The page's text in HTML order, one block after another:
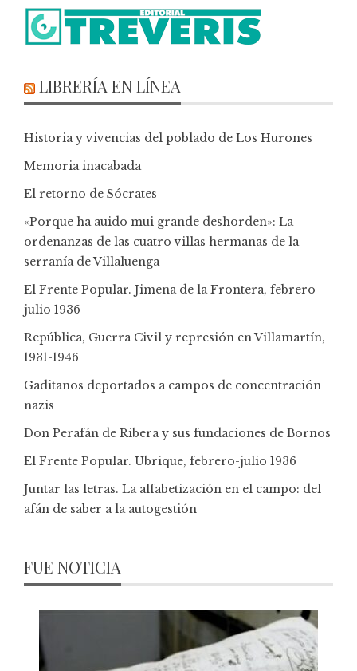
LIBRERÍA EN LÍNEA
Historia y vivencias del poblado de Los Hurones
Memoria inacabada
El retorno de Sócrates
«Porque ha auido mui grande deshorden»: La
ordenanzas de las cuatro villas hermanas de la
serranía de Villaluenga
El Frente Popular. Jimena de la Frontera, febrero-
julio 1936
República, Guerra Civil y represión en Villamartín,
1931-1946
Gaditanos deportados a campos de concentración
nazis
Don Perafán de Ribera y sus fundaciones de Bornos
El Frente Popular. Ubrique, febrero-julio 1936
Juntar las letras. La alfabetización en el campo: del
afán de saber a la autogestión
FUE NOTICIA